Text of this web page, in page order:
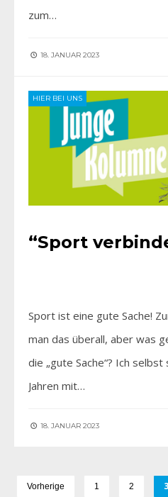
zum…
18. JANUAR 2023
HIER BEI UNS
“Sport
Sport ist eine gute Sache!
man das überall, aber was
die „gute Sache“? Ich
Jahren mit…
18. JANUAR 2023
Vorherige 1 2 3